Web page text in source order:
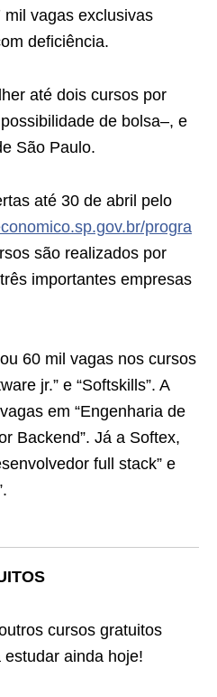
vagas exclusivas
deficiência.
até dois cursos por
de bolsa–, e
São Paulo.
até 30 de abril pelo
progra
são realizados por
importantes empresas
60 mil vagas nos cursos
jr.” e “Softskills”. A
em “Engenharia de
Backend”. Já a Softex,
full stack” e
cursos gratuitos
ainda hoje!